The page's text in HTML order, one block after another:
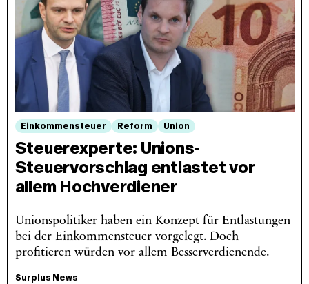
Einkommensteuer Reform Union
Steuerexperte: Unions-
Steuervorschlag entlastet vor
allem Hochverdiener
Unionspolitiker haben ein Konzept für Entlastungen
bei der Einkommensteuer vorgelegt. Doch
profitieren würden vor allem Besserverdienende.
Surplus News